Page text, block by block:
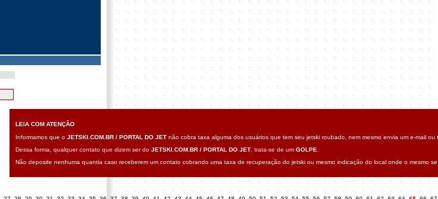
LEIA COM ATENÇÃO
Informamos que o JETSKI.COM.BR / PORTAL DO JETnão cobra taxa alguma dos usuários que tem seu jetski roubado, nem mesmo envia um e-mail
Dessa forma, qualquer contato que dizem ser do JETSKI.COM.BR / PORTAL DO JET, trata-se de um GOLPE
Não deposite nenhuma quantia caso receberem um contato cobrando uma taxa de recuperação do jetski ou mesmo indicação do local onde o mesmo